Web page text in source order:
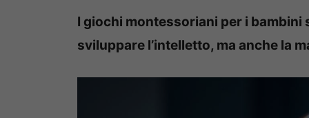
I giochi montessoriani per i
sviluppare l’intelletto, ma anche la